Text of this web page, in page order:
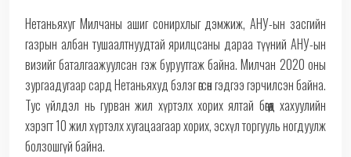
Нетаньяхуг Милчаны ашиг сонирхлыг дэмжиж, АНУ-ын засгийн
газрын албан тушаалтнуудтай ярилцсаны дараа түүний АНУ-ын
визийг баталгаажуулсан гэж буруутгаж байна. Милчан 2020 оны
зургаадугаар сард Нетаньяхуд бэлэг өгсөн гэдгээ гэрчилсэн байна.
Тус үйлдэл нь гурван жил хүртэлх хорих ялтай бөгөөд хахуулийн
хэрэгт 10 жил хүртэлх хугацаагаар хорих, эсхүл торгууль ногдуулж
болзошгүй байна.